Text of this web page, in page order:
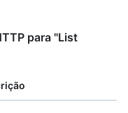
para "List